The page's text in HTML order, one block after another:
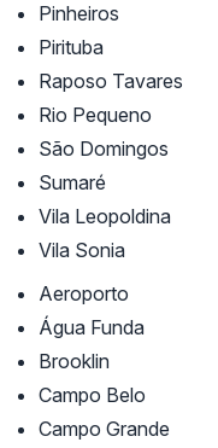
Pinheiros
Pirituba
Raposo Tavares
Rio Pequeno
São Domingos
Sumaré
Vila Leopoldina
Vila Sonia
Aeroporto
Água Funda
Brooklin
Campo Belo
Campo Grande